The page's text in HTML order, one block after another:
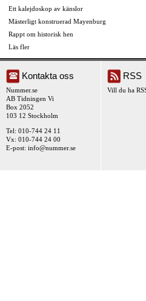
Ett kalejdoskop av känslor
Mästerligt konstruerad Mayenburg
Rappt om historisk hen
Läs fler
Kontakta oss
Nummer.se
AB Tidningen Vi
Box 2052
103 12 Stockholm
Tel: 010-744 24 11
Vx: 010-744 24 00
E-post: info@nummer.se
RSS
Vill du ha